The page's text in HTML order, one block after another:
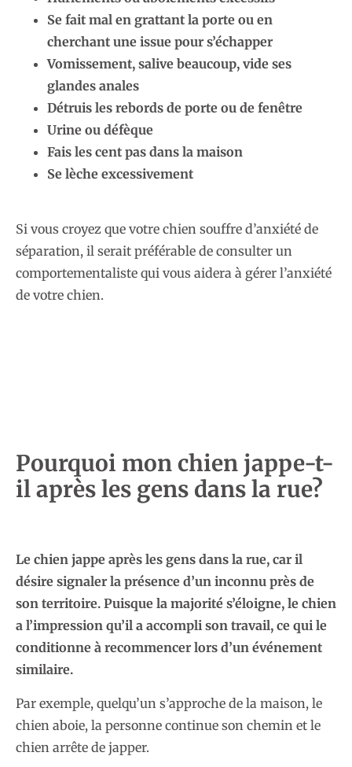
Se fait mal en grattant la porte ou en
cherchant une issue pour s’échapper
Vomissement, salive beaucoup, vide ses
glandes anales
Détruis les rebords de porte ou de fenêtre
Urine ou défèque
Fais les cent pas dans la maison
Se lèche excessivement
Si vous croyez que votre chien souffre d’anxiété de
séparation, il serait préférable de consulter un
comportementaliste qui vous aidera à gérer l’anxiété
de votre chien.
Pourquoi mon chien jappe-t-
il après les gens dans la rue?
Le chien jappe après les gens dans la rue, car il
désire signaler la présence d’un inconnu près de
son territoire. Puisque la majorité s’éloigne, le chien
a l’impression qu’il a accompli son travail, ce qui le
conditionne à recommencer lors d’un événement
similaire.
Par exemple, quelqu’un s’approche de la maison, le
chien aboie, la personne continue son chemin et le
chien arrête de japper.